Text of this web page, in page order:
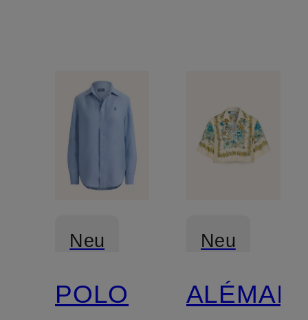
Neu
POLO
Neu
ALÉMAIS